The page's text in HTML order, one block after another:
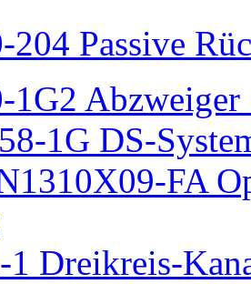
Passive
1G2
1G DS-
FA
1 Dreikreis-